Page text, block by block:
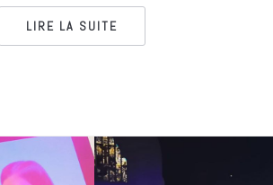
LIRE LA SUITE